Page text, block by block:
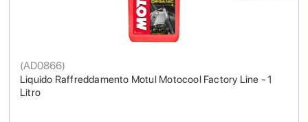
Liquido Raffreddamento Motul Motocool Factory Line - 1
Litro
(AD0866)